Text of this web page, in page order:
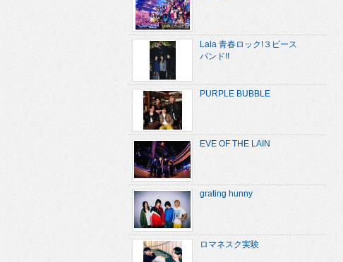
Lala 青春ロック!３ピース
バンド!!
PURPLE BUBBLE
EVE OF THE LAIN
grating hunny
ロマネスク実験